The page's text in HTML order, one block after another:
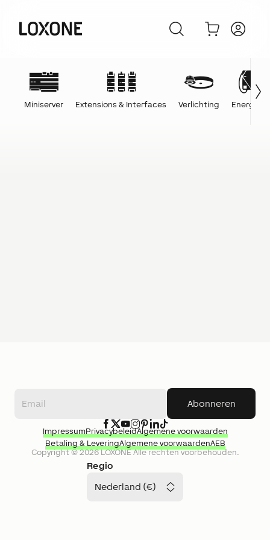
Miniserver Extensions & Interfaces Verlichting Energie
Abonneren
Regio
Nederland (€)
Copyright ©2026LOXONEAlle rechten voorbehouden.
ImpressumPrivacybeleidAlgemene voorwaarden
Betaling & LeveringAlgemene voorwaardenAEB